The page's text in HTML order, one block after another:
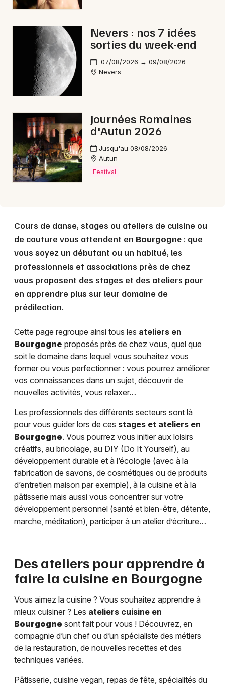
Nevers : nos 7 idées
sorties du week-end
07/08/2026 → 09/08/2026
Nevers
Journées Romaines
d'Autun 2026
Jusqu'au 08/08/2026
Autun
Festival
Cours de danse, stages ou ateliers de cuisine ou
de couture vous attendent en Bourgogne : que
vous soyez un débutant ou un habitué, les
professionnels et associations près de chez
vous proposent des stages et des ateliers pour
en apprendre plus sur leur domaine de
prédilection.
Cette page regroupe ainsi tous les ateliers en
Bourgogne proposés près de chez vous, quel que
soit le domaine dans lequel vous souhaitez vous
former ou vous perfectionner : vous pourrez améliorer
vos connaissances dans un sujet, découvrir de
nouvelles activités, vous relaxer…
Les professionnels des différents secteurs sont là
pour vous guider lors de ces stages et ateliers en
Bourgogne. Vous pourrez vous initier aux loisirs
créatifs, au bricolage, au DIY (Do It Yourself), au
développement durable et à l’écologie (avec à la
fabrication de savons, de cosmétiques ou de produits
d’entretien maison par exemple), à la cuisine et à la
pâtisserie mais aussi vous concentrer sur votre
développement personnel (santé et bien-être, détente,
marche, méditation), participer à un atelier d’écriture…
Des ateliers pour apprendre à
faire la cuisine en Bourgogne
Vous aimez la cuisine ? Vous souhaitez apprendre à
mieux cuisiner ? Les ateliers cuisine en
Bourgogne sont fait pour vous ! Découvrez, en
compagnie d’un chef ou d’un spécialiste des métiers
de la restauration, de nouvelles recettes et des
techniques variées.
Pâtisserie, cuisine vegan, repas de fête, spécialités du